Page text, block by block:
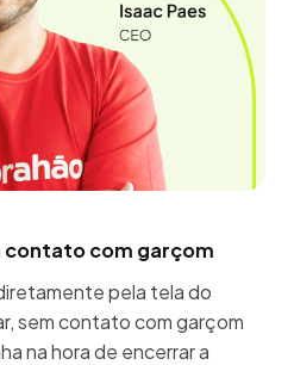
contato com garçom
pela tela do
sem contato com garçom
na hora de encerrar a